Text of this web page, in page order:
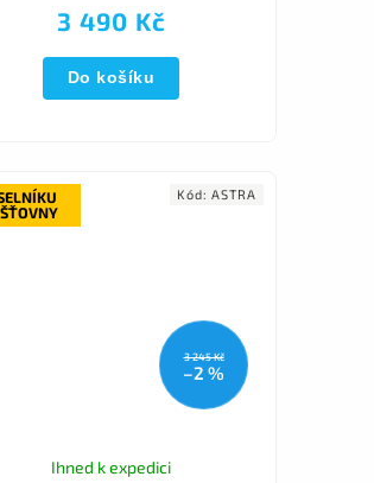
3 490 Kč
Do košíku
nastavitelná výška
3 245 Kč
–2 %
Ihned k expedici
Kód: ASTRA